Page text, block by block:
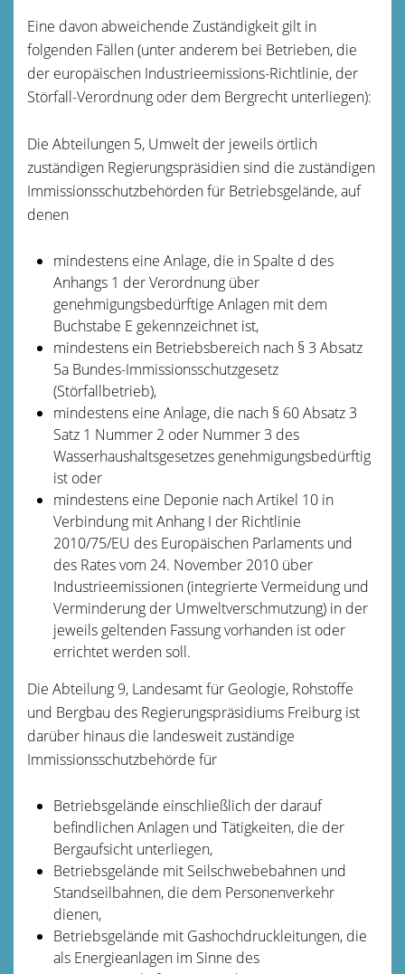
Eine davon abweichende Zuständigkeit gilt in
folgenden Fällen (unter anderem bei Betrieben, die
der europäischen Industrieemissions-Richtlinie, der
Störfall-Verordnung oder dem Bergrecht unterliegen):
Die Abteilungen 5, Umwelt der jeweils örtlich
zuständigen Regierungspräsidien sind die zuständigen
Immissionsschutzbehörden für Betriebsgelände, auf
denen
mindestens eine Anlage, die in Spalte d des
Anhangs 1 der Verordnung über
genehmigungsbedürftige Anlagen mit dem
Buchstabe E gekennzeichnet ist,
mindestens ein Betriebsbereich nach § 3 Absatz
5a Bundes-Immissionsschutzgesetz
(Störfallbetrieb),
mindestens eine Anlage, die nach § 60 Absatz 3
Satz 1 Nummer 2 oder Nummer 3 des
Wasserhaushaltsgesetzes genehmigungsbedürftig
ist oder
mindestens eine Deponie nach Artikel 10 in
Verbindung mit Anhang I der Richtlinie
2010/75/EU des Europäischen Parlaments und
des Rates vom 24. November 2010 über
Industrieemissionen (integrierte Vermeidung und
Verminderung der Umweltverschmutzung) in der
jeweils geltenden Fassung vorhanden ist oder
errichtet werden soll.
Die Abteilung 9, Landesamt für Geologie, Rohstoffe
und Bergbau des Regierungspräsidiums Freiburg ist
darüber hinaus die landesweit zuständige
Immissionsschutzbehörde für
Betriebsgelände einschließlich der darauf
befindlichen Anlagen und Tätigkeiten, die der
Bergaufsicht unterliegen,
Betriebsgelände mit Seilschwebebahnen und
Standseilbahnen, die dem Personenverkehr
dienen,
Betriebsgelände mit Gashochdruckleitungen, die
als Energieanlagen im Sinne des